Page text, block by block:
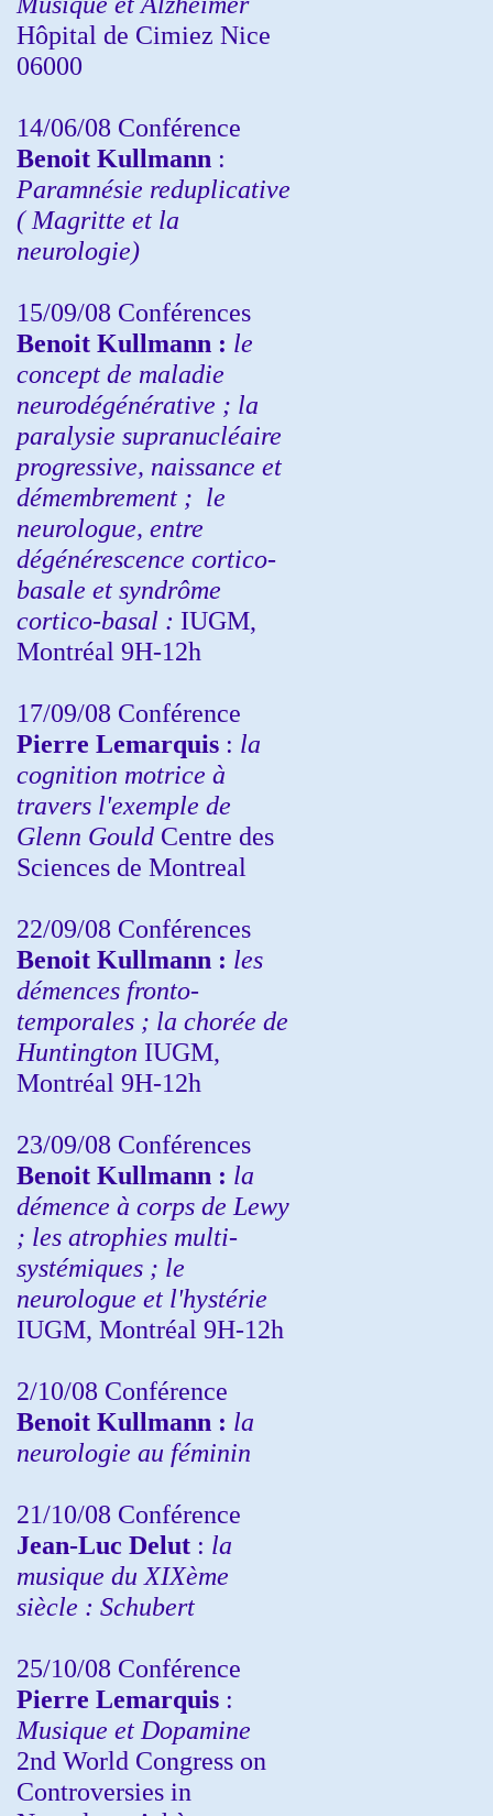
Hôpital de Cimiez Nice
06000
14/06/08 Conférence
Benoit Kullmann :
Paramnésie reduplicative
( Magritte et la
neurologie)
15/09/08 Conférences
Benoit Kullmann : le
concept de maladie
neurodégénérative ; la
paralysie supranucléaire
progressive, naissance et
démembrement ; le
neurologue, entre
dégénérescence cortico-
basale et syndrôme
cortico-basal : IUGM,
Montréal 9H-12h
17/09/08 Conférence
Pierre Lemarquis : la
cognition motrice à
travers l'exemple de
Glenn Gould Centre des
Sciences de Montreal
22/09/08 Conférences
Benoit Kullmann : les
démences fronto-
temporales ; la chorée de
Huntington IUGM,
Montréal 9H-12h
23/09/08 Conférences
Benoit Kullmann : la
démence à corps de Lewy
; les atrophies multi-
systémiques ; le
neurologue et l'hystérie
IUGM, Montréal 9H-12h
2/10/08 Conférence
Benoit Kullmann : la
neurologie au féminin
21/10/08 Conférence
Jean-Luc Delut : la
musique du XIXème
siècle : Schubert
25/10/08 Conférence
Pierre Lemarquis :
Musique et Dopamine
2nd World Congress on
Controversies in